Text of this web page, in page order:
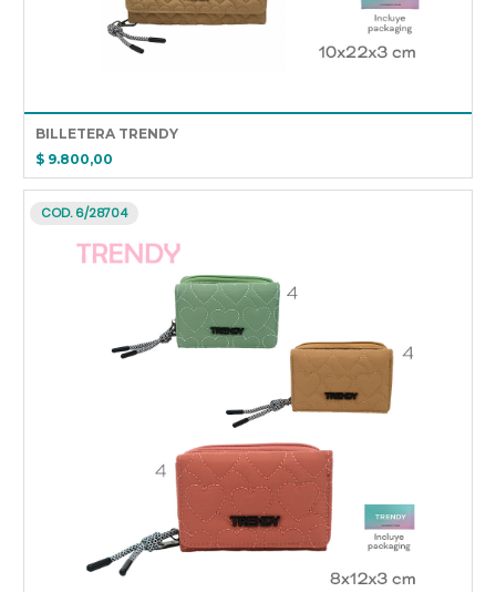
BILLETERA TRENDY
$ 9.800,00
COD. 6/28704